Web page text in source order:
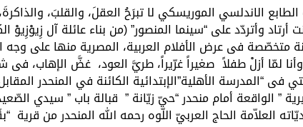
الاندلسي الموريسكي لا تبرَحُ العقلَ، والقلبَ،
أرتاد وأتردّد على “سينما المنصور” (من بناء عائلة آل
متخصّصة فى عرض الأفلام العربية، المصرية منها على وجه
لمّا أزلْ طفلاً صغيراً غرّيراً، طريَّ العود، غضَّ الإهاب، فى
فى “المدرسة الأهلية”الإبتدائية الكائنة في المنحدر
” الواقعة أمام منحدر “حيّ زيّانة ” قبالة باب ” سيدي
العلاّمة الحاج العربيّ اللّوه رحمه الله المنحدر من قرية